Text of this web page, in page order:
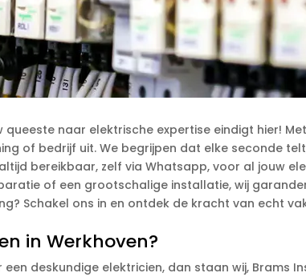
naar elektrische expertise eindigt hier!
of bedrijf uit. We begrijpen dat elke seconde
bereikbaar, zelf via Whatsapp, voor al jouw
of een grootschalige installatie, wij
Schakel ons in en ontdek de kracht van echt
in Werkhoven?
deskundige elektricien, dan staan wij, Brams